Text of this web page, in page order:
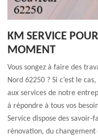
KM SERVICE
MOMENT
Vous songez à faire des
Nord 62250 ? Si c’est le
aux services de notre
à répondre à tous vos
Service dispose des savoir-
rénovation, du